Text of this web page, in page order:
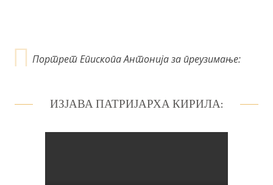
Портрет Епископа Антонија за преузимање:
ИЗЈАВА ПАТРИЈАРХА КИРИЛА: